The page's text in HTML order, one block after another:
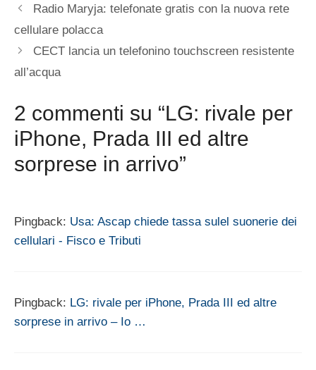
Radio Maryja: telefonate gratis con la nuova rete
cellulare polacca
CECT lancia un telefonino touchscreen resistente
all’acqua
2 commenti su “LG: rivale per
iPhone, Prada III ed altre
sorprese in arrivo”
Pingback: Usa: Ascap chiede tassa sulel suonerie dei
cellulari - Fisco e Tributi
Pingback: LG: rivale per iPhone, Prada III ed altre
sorprese in arrivo – Io …